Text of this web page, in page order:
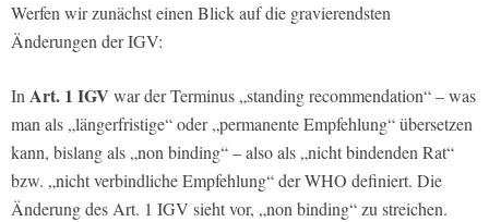
Werfen wir zunächst einen Blick auf die gravierendsten
Änderungen der IGV:
InArt. 1 IGV war der Terminus „standing recommendation“ – was
man als „längerfristige“ oder „permanente Empfehlung“ übersetzen
kann, bislang als „non binding“ – also als „nicht bindenden Rat“
bzw. „nicht verbindliche Empfehlung“ der WHO definiert. Die
Änderung des Art. 1 IGV sieht vor, „non binding“ zu streichen.